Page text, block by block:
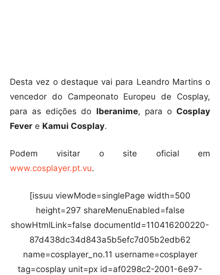
Desta vez o destaque vai para Leandro Martins o
vencedor do Campeonato Europeu de Cosplay,
para as edições do Iberanime, para o Cosplay
Fever e Kamui Cosplay.
Podem visitar o site oficial em
www.cosplayer.pt.vu.
[issuu viewMode=singlePage width=500
height=297 shareMenuEnabled=false
showHtmlLink=false documentId=110416200220-
87d438dc34d843a5b5efc7d05b2edb62
name=cosplayer_no.11 username=cosplayer
tag=cosplay unit=px id=af0298c2-2001-6e97-